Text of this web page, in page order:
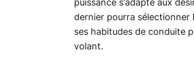
puissance s’adapte aux
dernier pourra
ses habitudes de conduite
volant.